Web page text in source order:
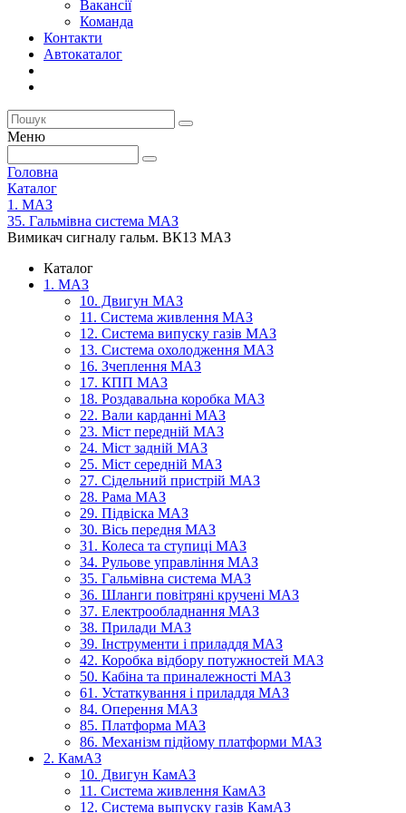
Вакансії
Команда
Контакти
Автокаталог
Меню
Головна
Каталог
1. МАЗ
35. Гальмівна система МАЗ
Вимикач сигналу гальм. ВК13 МАЗ
Каталог
1. МАЗ
10. Двигун МАЗ
11. Система живлення МАЗ
12. Система випуску газів МАЗ
13. Система охолодження МАЗ
16. Зчеплення МАЗ
17. КПП МАЗ
18. Роздавальна коробка МАЗ
22. Вали карданні МАЗ
23. Міст передній МАЗ
24. Міст задній МАЗ
25. Міст середній МАЗ
27. Сідельний пристрій МАЗ
28. Рама МАЗ
29. Підвіска МАЗ
30. Вісь передня МАЗ
31. Колеса та ступиці МАЗ
34. Рульове управління МАЗ
35. Гальмівна система МАЗ
36. Шланги повітряні кручені МАЗ
37. Електрообладнання МАЗ
38. Прилади МАЗ
39. Інструменти і приладдя МАЗ
42. Коробка відбору потужностей МАЗ
50. Кабіна та приналежності МАЗ
61. Устаткування і приладдя МАЗ
84. Оперення МАЗ
85. Платформа МАЗ
86. Механізм підйому платформи МАЗ
2. КамАЗ
10. Двигун КамАЗ
11. Система живлення КамАЗ
12. Система выпуску газів КамАЗ